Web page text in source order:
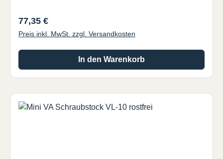
Regulärer Preis:
77,35 €
Preis inkl. MwSt. zzgl. Versandkosten
In den Warenkorb